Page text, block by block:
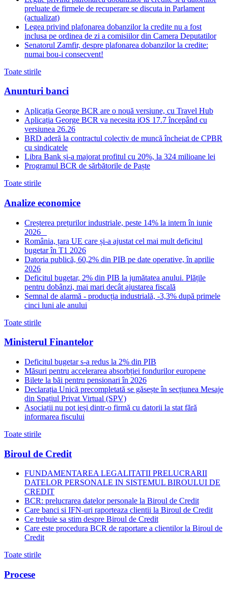
preluate de firmele de recuperare se discuta in Parlament
(actualizat)
Legea privind plafonarea dobanzilor la credite nu a fost
inclusa pe ordinea de zi a comisiilor din Camera Deputatilor
Senatorul Zamfir, despre plafonarea dobanzilor la credite:
numai bou-i consecvent!
Toate stirile
Anunturi banci
Aplicația George BCR are o nouă versiune, cu Travel Hub
Aplicația George BCR va necesita iOS 17.7 începând cu
versiunea 26.26
BRD aderă la contractul colectiv de muncă încheiat de CPBR
cu sindicatele
Libra Bank și-a majorat profitul cu 20%, la 324 milioane lei
Programul BCR de sărbătorile de Paște
Toate stirile
Analize economice
Creșterea prețurilor industriale, peste 14% la intern în iunie
2026
România, țara UE care și-a ajustat cel mai mult deficitul
bugetar în T1 2026
Datoria publică, 60,2% din PIB pe date operative, în aprilie
2026
Deficitul bugetar, 2% din PIB la jumătatea anului. Plățile
pentru dobânzi, mai mari decât ajustarea fiscală
Semnal de alarmă - producția industrială, -3,3% după primele
cinci luni ale anului
Toate stirile
Ministerul Finantelor
Deficitul bugetar s-a redus la 2% din PIB
Măsuri pentru accelerarea absorbției fondurilor europene
Bilete la băi pentru pensionari în 2026
Declarația Unică precompletată se găsește în secțiunea Mesaje
din Spațiul Privat Virtual (SPV)
Asociații nu pot ieși dintr-o firmă cu datorii la stat fără
informarea fiscului
Toate stirile
Biroul de Credit
FUNDAMENTAREA LEGALITATII PRELUCRARII
DATELOR PERSONALE IN SISTEMUL BIROULUI DE
CREDIT
BCR: prelucrarea datelor personale la Biroul de Credit
Care banci si IFN-uri raporteaza clientii la Biroul de Credit
Ce trebuie sa stim despre Biroul de Credit
Care este procedura BCR de raportare a clientilor la Biroul de
Credit
Toate stirile
Procese